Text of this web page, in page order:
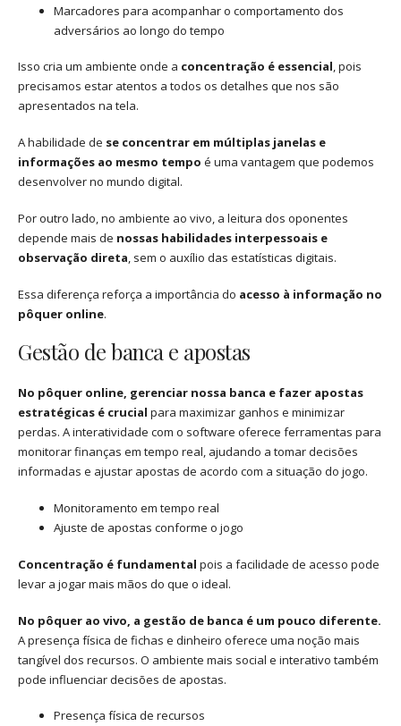
Marcadores para acompanhar o comportamento dos
adversários ao longo do tempo
Isso cria um ambiente onde a concentração é essencial, pois
precisamos estar atentos a todos os detalhes que nos são
apresentados na tela.
A habilidade de se concentrar em múltiplas janelas e
informações ao mesmo tempo é uma vantagem que podemos
desenvolver no mundo digital.
Por outro lado, no ambiente ao vivo, a leitura dos oponentes
depende mais de nossas habilidades interpessoais e
observação direta, sem o auxílio das estatísticas digitais.
Essa diferença reforça a importância do acesso à informação no
pôquer online.
Gestão de banca e apostas
No pôquer online, gerenciar nossa banca e fazer apostas
estratégicas é crucial para maximizar ganhos e minimizar
perdas. A interatividade com o software oferece ferramentas para
monitorar finanças em tempo real, ajudando a tomar decisões
informadas e ajustar apostas de acordo com a situação do jogo.
Monitoramento em tempo real
Ajuste de apostas conforme o jogo
Concentração é fundamental pois a facilidade de acesso pode
levar a jogar mais mãos do que o ideal.
No pôquer ao vivo, a gestão de banca é um pouco diferente.
A presença física de fichas e dinheiro oferece uma noção mais
tangível dos recursos. O ambiente mais social e interativo também
pode influenciar decisões de apostas.
Presença física de recursos